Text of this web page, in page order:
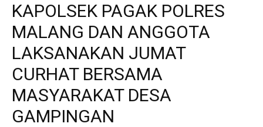
KAPOLSEK PAGAK POLRES
MALANG DAN ANGGOTA
LAKSANAKAN JUMAT
CURHAT BERSAMA
MASYARAKAT DESA
GAMPINGAN